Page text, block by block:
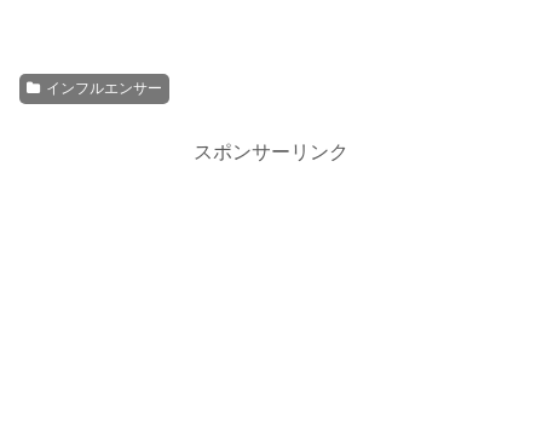
インフルエンサー
スポンサーリンク